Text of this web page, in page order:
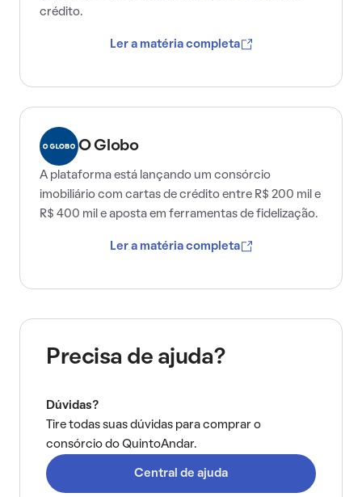
crédito.
Ler a matéria completa
O Globo
A plataforma está lançando um consórcio
imobiliário com cartas de crédito entre R$ 200 mil e
R$ 400 mil e aposta em ferramentas de fidelização.
Ler a matéria completa
Precisa de ajuda?
Dúvidas?
Tire todas suas dúvidas para comprar o
consórcio do QuintoAndar.
Central de ajuda